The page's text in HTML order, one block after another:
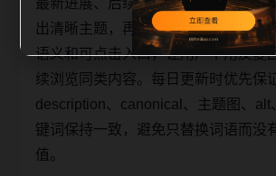
出清晰主题，再补充热门内容推荐、
语义和可点击入口，让用户不用反复
续浏览同类内容。每日更新时优先保
description、canonical、主题图、alt
键词保持一致，避免只替换词语而没
值。